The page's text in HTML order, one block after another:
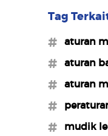
Tag
#aturan
#aturan
#aturan
#mudik